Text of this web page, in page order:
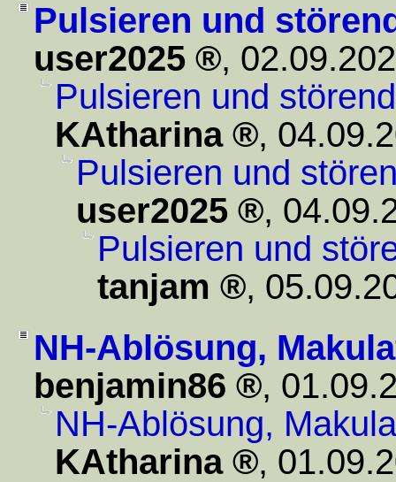
Pulsieren und
user2025
,
Pulsieren und
KAtharina
,
Pulsieren und
user2025
,
Pulsieren und
tanjam
,
NH-Ablösung,
benjamin86
,
NH-Ablösung,
KAtharina
,